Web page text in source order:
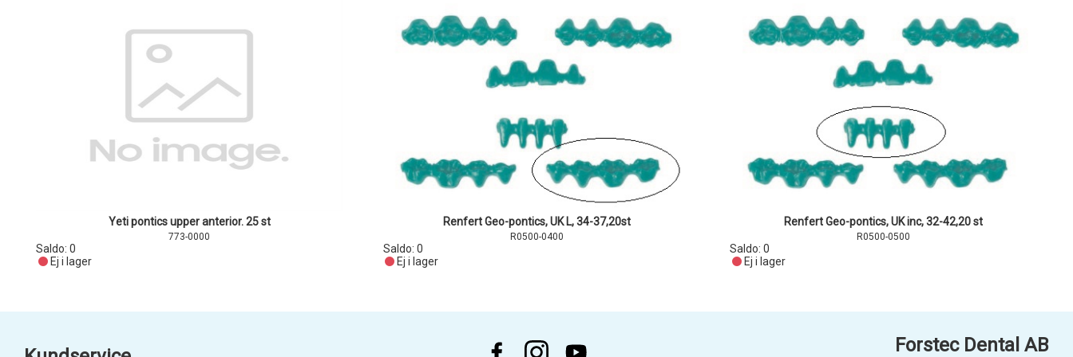
Yeti pontics upper anterior. 25 st
773-0000
Saldo:0
Ej i lager
Renfert Geo-pontics, UK L, 34-37,20st
R0500-0400
Saldo: 0
Ej i lager
Renfert Geo-pontics, UK inc, 32-42,20 st
R0500-0500
Saldo:0
Ej i lager
Forstec Dental AB